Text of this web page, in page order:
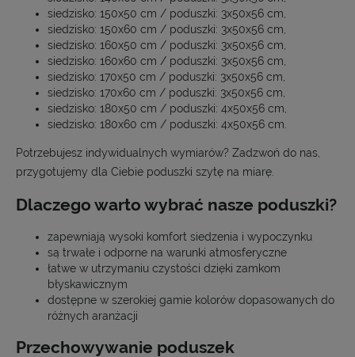
siedzisko: 150x50 cm / poduszki: 3x50x56 cm,
siedzisko: 150x60 cm / poduszki: 3x50x56 cm,
siedzisko: 160x50 cm / poduszki: 3x50x56 cm,
siedzisko: 160x60 cm / poduszki: 3x50x56 cm,
siedzisko: 170x50 cm / poduszki: 3x50x56 cm,
siedzisko: 170x60 cm / poduszki: 3x50x56 cm,
siedzisko: 180x50 cm / poduszki: 4x50x56 cm,
siedzisko: 180x60 cm / poduszki: 4x50x56 cm.
Potrzebujesz indywidualnych wymiarów? Zadzwoń do nas,
przygotujemy dla Ciebie poduszki szytę na miarę.
Dlaczego warto wybrać nasze poduszki?
zapewniają wysoki komfort siedzenia i wypoczynku
są trwałe i odporne na warunki atmosferyczne
łatwe w utrzymaniu czystości dzięki zamkom
błyskawicznym
dostępne w szerokiej gamie kolorów dopasowanych do
różnych aranżacji
Przechowywanie poduszek